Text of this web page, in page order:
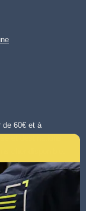
de 60€ et à
et destinations
cher disponible.
toute